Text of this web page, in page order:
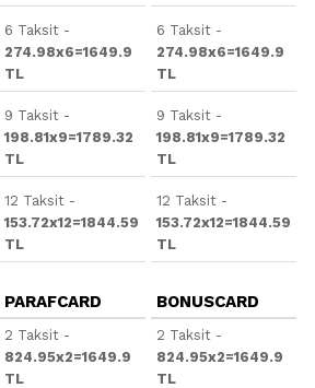
6 Taksit -
274.98x6=1649.9
TL
9 Taksit -
198.81x9=1789.32
TL
12 Taksit -
153.72x12=1844.59
TL
6 Taksit -
274.98x6=1649.9
TL
9 Taksit -
198.81x9=1789.32
TL
12 Taksit -
153.72x12=1844.59
TL
PARAFCARD
2 Taksit -
824.95x2=1649.9
TL
BONUSCARD
2 Taksit -
824.95x2=1649.9
TL